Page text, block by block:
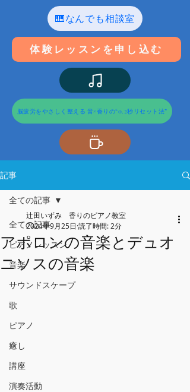
🎹なんでも相談室
体験レッスンを申し込む
脳疲労をやさしく整える 音×香りの“0.2秒リセット法”
記事
全ての記事
ピアノレッスン
音楽
サウンドスケープ
歌
ピアノ
癒し
講座
演奏活動
全ての記事
アポロンの音楽とデュオ
ニソスの音楽
辻田いずみ 香りのピアノ教室
2024年9月25日 読了時間: 2分